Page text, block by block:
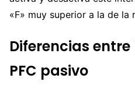
«F» muy superior a la de la
Diferencias entre
PFC pasivo